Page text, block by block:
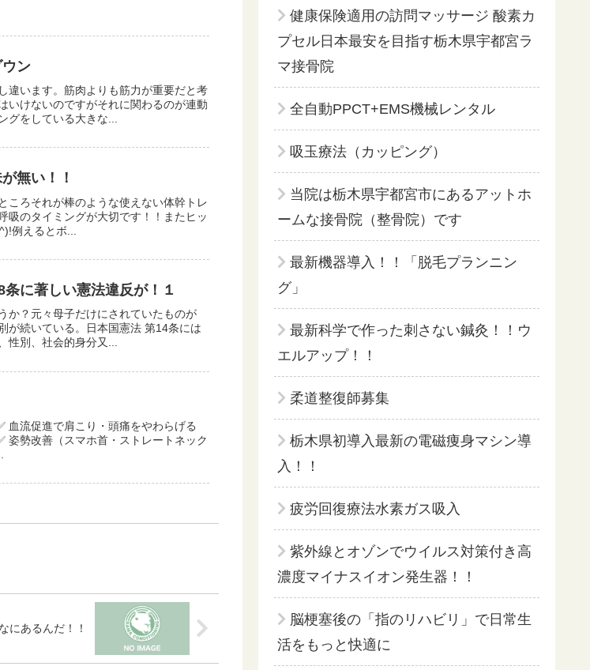
ン
違います。筋肉よりも筋力が重要だと考
いけないのですがそれに関わるのが連動
グをしている大きな...
無い！！
ころそれが棒のような使えない体幹トレ
吸のタイミングが大切です！！またヒッ
例えるとボ...
に著しい憲法違反が！１
か？元々母子だけにされていたものが
が続いている。日本国憲法 第14条には
性別、社会的身分又...
血流促進で肩こり・頭痛をやわらげる
姿勢改善（スマホ首・ストレートネック
にあるんだ！！
健康保険適用の訪問マッサージ 酸素カ
プセル日本最安を目指す栃木県宇都宮ラ
マ接骨院
全自動PPCT+EMS機械レンタル
吸玉療法（カッピング）
当院は栃木県宇都宮市にあるアットホ
ームな接骨院（整骨院）です
最新機器導入！！「脱毛プランニン
グ」
最新科学で作った刺さない鍼灸！！ウ
エルアップ！！
柔道整復師募集
栃木県初導入最新の電磁痩身マシン導
入！！
疲労回復療法水素ガス吸入
紫外線とオゾンでウイルス対策付き高
濃度マイナスイオン発生器！！
脳梗塞後の「指のリハビリ」で日常生
活をもっと快適に